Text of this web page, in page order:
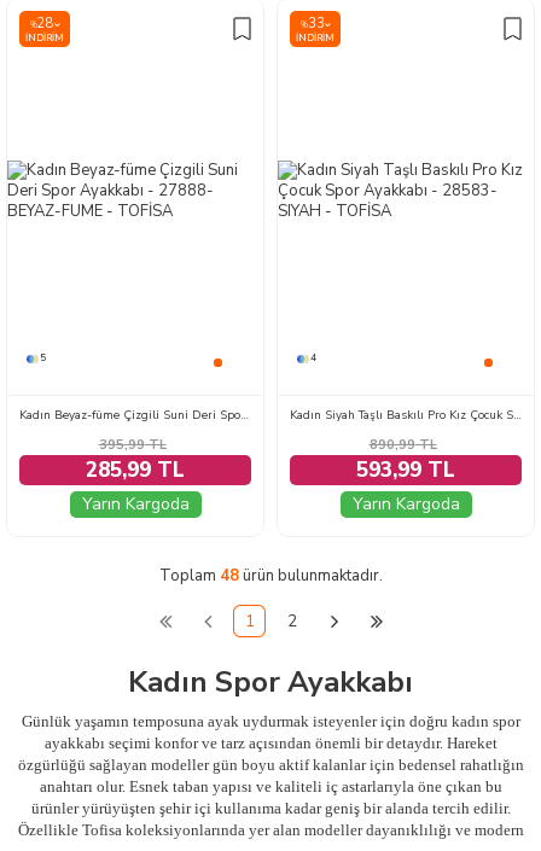
%28
İNDIRIM
5
Kadın Beyaz-füme Çizgili Suni Deri Spor Ayakkabı - 27888-BEYAZ-FUME
395,99TL
285,99 TL
Yarın Kargoda
%33
İNDIRIM
4
Kadın Siyah Taşlı Baskılı Pro Kız Çocuk Spor Ayakkabı - 28583-SIYAH
890,99TL
593,99 TL
Yarın Kargoda
Toplam 48ürün bulunmaktadır.
1 2
Kadın Spor Ayakkabı
Günlük yaşamın temposuna ayak uydurmak isteyenler için doğru kadın spor
ayakkabı seçimi konfor ve tarz açısından önemli bir detaydır. Hareket
özgürlüğü sağlayan modeller gün boyu aktif kalanlar için bedensel rahatlığın
anahtarı olur. Esnek taban yapısı ve kaliteli iç astarlarıyla öne çıkan bu
ürünler yürüyüşten şehir içi kullanıma kadar geniş bir alanda tercih edilir.
Özellikle Tofisa koleksiyonlarında yer alan modeller dayanıklılığı ve modern